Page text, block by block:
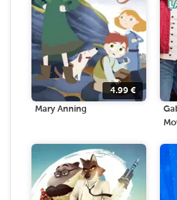
4.99 €
Mary Anning